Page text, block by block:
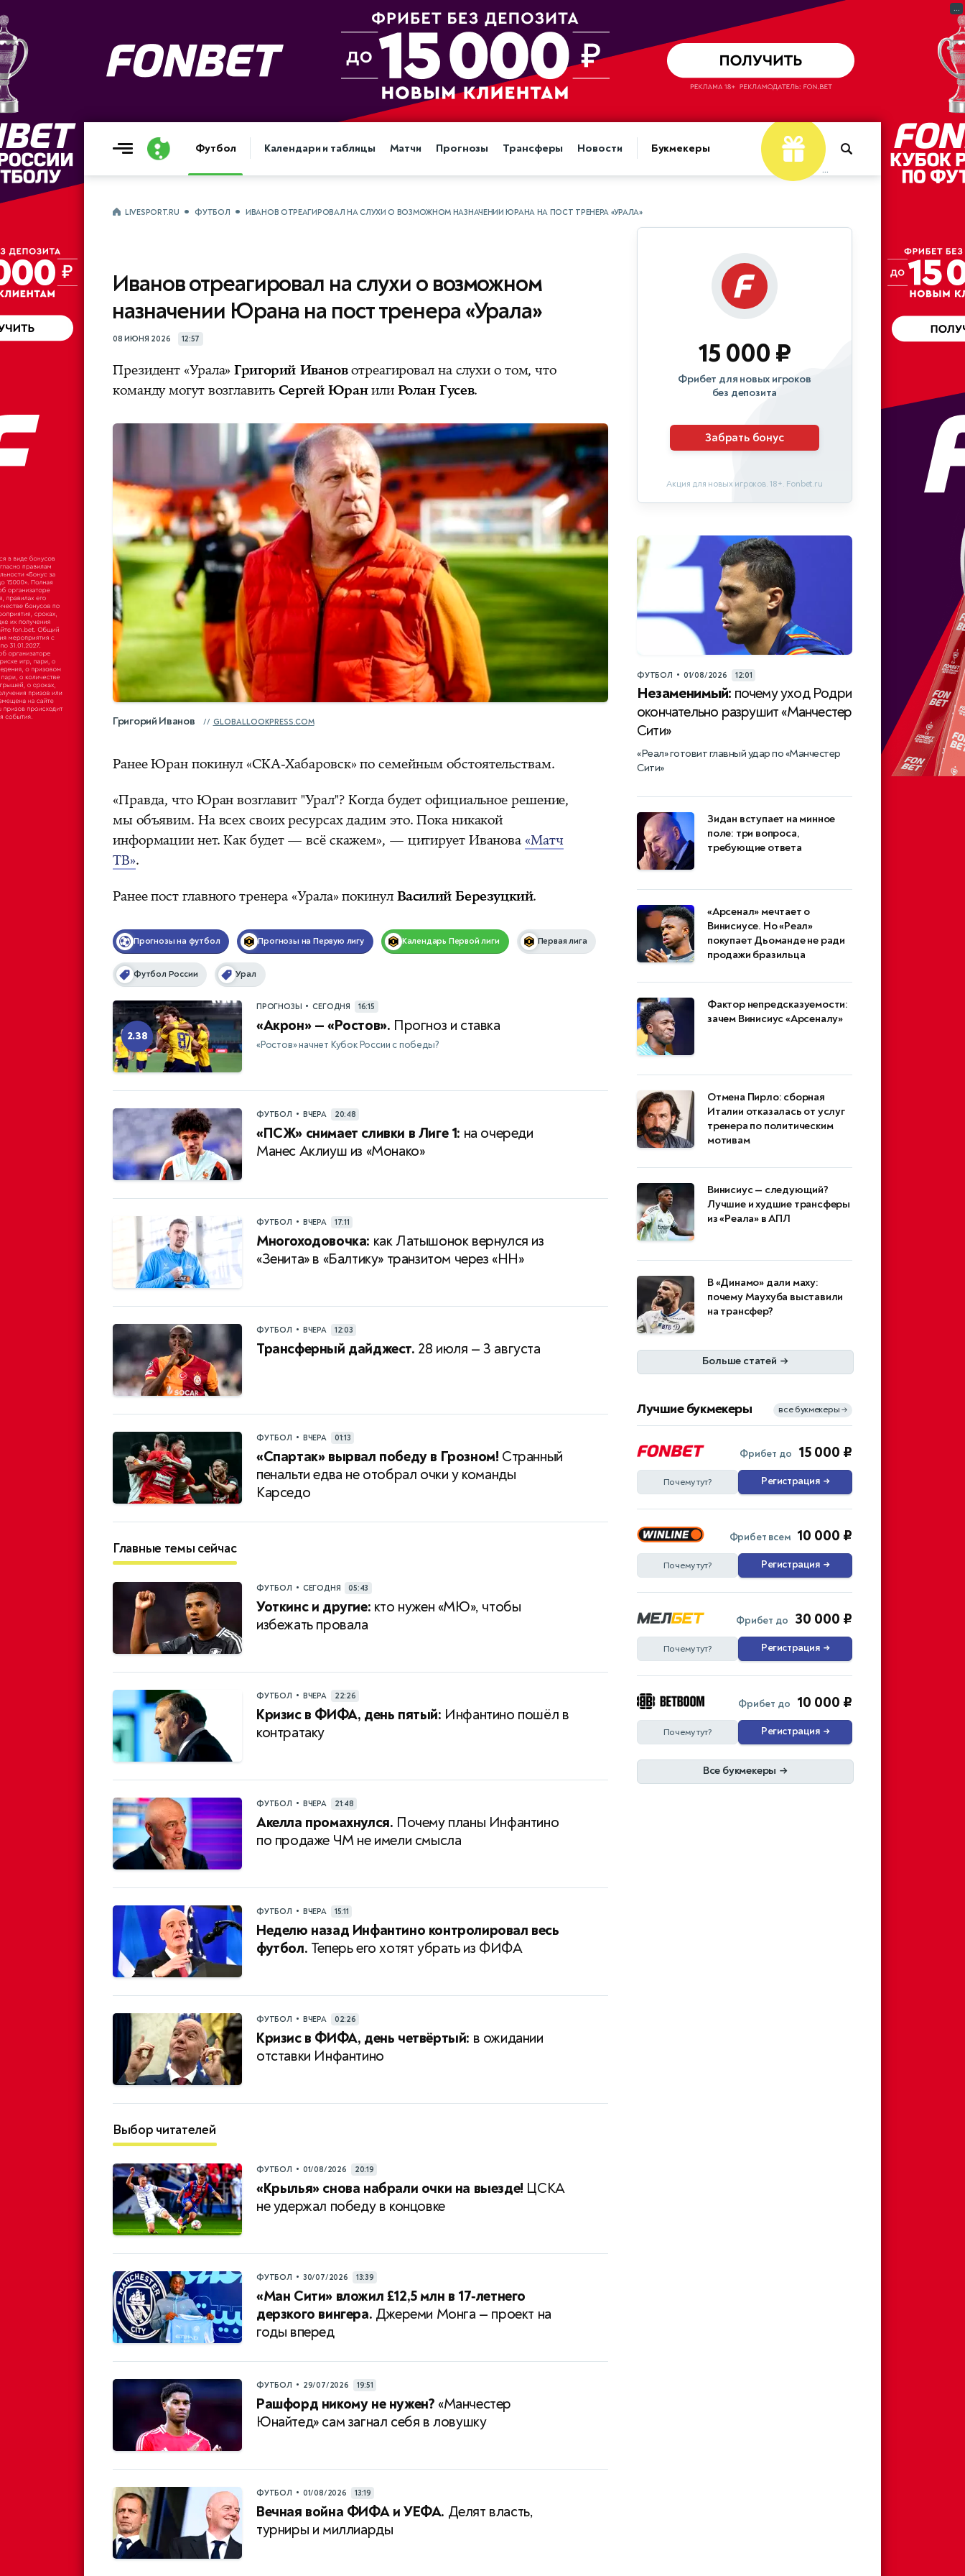
Футбол Календари и таблицы Матчи Прогнозы Трансферы Новости Букмекеры
...
LIVESPORT.RU ФУТБОЛ ИВАНОВ ОТРЕАГИРОВАЛ НА СЛУХИ О ВОЗМОЖНОМ НАЗНАЧЕНИИ ЮРАНА НА ПОСТ ТРЕНЕРА «УРАЛА»
Иванов отреагировал на слухи о возможном
назначении Юрана на пост тренера «Урала»
08 ИЮНЯ 2026 12:57
Президент «Урала»Григорий Ивановотреагировал на слухи о том, что
команду могут возглавитьСергей ЮранилиРолан Гусев.
Григорий Иванов GLOBALLOOKPRESS.COM
Ранее Юран покинул «СКА‑Хабаровск» по семейным обстоятельствам.
«Правда, что Юран возглавит "Урал"? Когда будет официальное решение,
мы объявим. На всех своих ресурсах дадим это. Пока никакой
информации нет. Как будет — всё скажем», — цитирует Иванова«Матч
ТВ».
Ранее пост главного тренера «Урала» покинулВасилий Березуцкий.
Прогнозы на футбол Прогнозы на Первую лигу Календарь Первой лиги Первая лига
Футбол России Урал
2.38
ПРОГНОЗЫ • СЕГОДНЯ 16:15
«Акрон» — «Ростов». Прогноз и ставка
«Ростов» начнет Кубок России с победы?
ФУТБОЛ • ВЧЕРА 20:48
«ПСЖ» снимает сливки в Лиге 1: на очереди
Манес Аклиуш из «Монако»
ФУТБОЛ • ВЧЕРА 17:11
Многоходовочка: как Латышонок вернулся из
«Зенита» в «Балтику» транзитом через «НН»
ФУТБОЛ • ВЧЕРА 12:03
Трансферный дайджест. 28 июля — 3 августа
ФУТБОЛ • ВЧЕРА 01:13
«Спартак» вырвал победу в Грозном! Странный
пенальти едва не отобрал очки у команды
Карседо
Главные темы сейчас
ФУТБОЛ • СЕГОДНЯ 05:43
Уоткинс и другие: кто нужен «МЮ», чтобы
избежать провала
ФУТБОЛ • ВЧЕРА 22:26
Кризис в ФИФА, день пятый: Инфантино пошёл в
контратаку
ФУТБОЛ • ВЧЕРА 21:48
Акелла промахнулся. Почему планы Инфантино
по продаже ЧМ не имели смысла
ФУТБОЛ • ВЧЕРА 15:11
Неделю назад Инфантино контролировал весь
футбол. Теперь его хотят убрать из ФИФА
ФУТБОЛ • ВЧЕРА 02:26
Кризис в ФИФА, день четвёртый: в ожидании
отставки Инфантино
Выбор читателей
ФУТБОЛ • 01/08/2026 20:19
«Крылья» снова набрали очки на выезде! ЦСКА
не удержал победу в концовке
ФУТБОЛ • 30/07/2026 13:39
«Ман Сити» вложил £12,5 млн в 17‑летнего
дерзкого вингера. Джереми Монга — проект на
годы вперед
ФУТБОЛ • 29/07/2026 19:51
Рашфорд никому не нужен? «Манчестер
Юнайтед» сам загнал себя в ловушку
ФУТБОЛ • 01/08/2026 13:19
Вечная война ФИФА и УЕФА. Делят власть,
турниры и миллиарды
15 000 ₽
Фрибет для новых игроков
без депозита
Забрать бонус
Акция для новых игроков. 18+. Fonbet.ru
ФУТБОЛ • 01/08/2026 12:01
Незаменимый: почему уход Родри
окончательно разрушит «Манчестер
Сити»
«Реал» готовит главный удар по «Манчестер
Сити»
Зидан вступает на минное
поле: три вопроса,
требующие ответа
«Арсенал» мечтает о
Винисиусе. Но «Реал»
покупает Дьоманде не ради
продажи бразильца
Фактор непредсказуемости:
зачем Винисиус «Арсеналу»
Отмена Пирло: сборная
Италии отказалась от услуг
тренера по политическим
мотивам
Винисиус — следующий?
Лучшие и худшие трансферы
из «Реала» в АПЛ
В «Динамо» дали маху:
почему Маухуба выставили
на трансфер?
Больше статей →
Лучшие букмекеры все букмекеры →
Фрибет до 15 000 ₽
Почему тут? Регистрация →
Фрибет всем 10 000 ₽
Почему тут? Регистрация →
Фрибет до 30 000 ₽
Почему тут? Регистрация →
Фрибет до 10 000 ₽
Почему тут? Регистрация →
Все букмекеры →
...